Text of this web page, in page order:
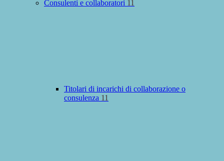
Consulenti e collaboratori 11
Titolari di incarichi di collaborazione o
consulenza 11